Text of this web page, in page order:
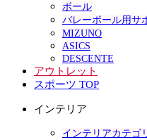
ボール
バレーボール用サ
MIZUNO
ASICS
DESCENTE
アウトレット
スポーツ TOP
インテリア
インテリアカテゴ